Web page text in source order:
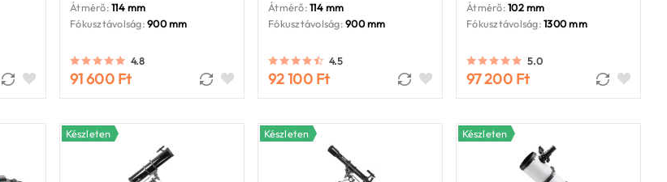
Átmérő: 114 mm
Fókusztávolság: 900 mm
4.8
91 600 Ft
Átmérő: 114 mm
Fókusztávolság: 900 mm
4.5
92 100 Ft
Átmérő: 102 mm
Fókusztávolság: 1300 mm
5.0
97 200 Ft
Készleten Készleten Készleten